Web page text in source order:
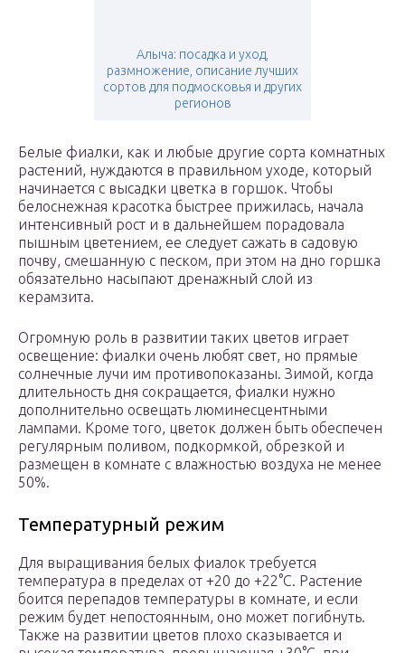
Алыча: посадка и уход,
размножение, описание лучших
сортов для подмосковья и других
регионов
Белые фиалки, как и любые другие сорта комнатных
растений, нуждаются в правильном уходе, который
начинается с высадки цветка в горшок. Чтобы
белоснежная красотка быстрее прижилась, начала
интенсивный рост и в дальнейшем порадовала
пышным цветением, ее следует сажать в садовую
почву, смешанную с песком, при этом на дно горшка
обязательно насыпают дренажный слой из
керамзита.
Огромную роль в развитии таких цветов играет
освещение: фиалки очень любят свет, но прямые
солнечные лучи им противопоказаны. Зимой, когда
длительность дня сокращается, фиалки нужно
дополнительно освещать люминесцентными
лампами. Кроме того, цветок должен быть обеспечен
регулярным поливом, подкормкой, обрезкой и
размещен в комнате с влажностью воздуха не менее
50%.
Температурный режим
Для выращивания белых фиалок требуется
температура в пределах от +20 до +22°C. Растение
боится перепадов температуры в комнате, и если
режим будет непостоянным, оно может погибнуть.
Также на развитии цветов плохо сказывается и